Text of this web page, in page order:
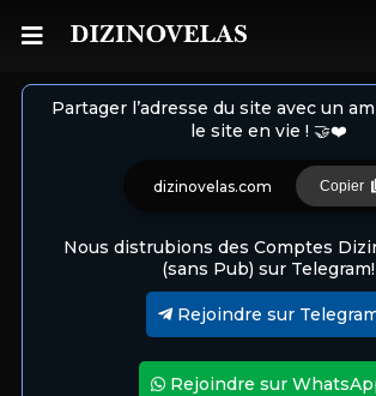
Partager l’adresse du site avec un
le site en vie ! 🤝❤️
dizinovelas.com Copier
Nous distrubions des Comptes
(sans Pub) sur Telegram!
Rejoindre sur
Rejoindre sur